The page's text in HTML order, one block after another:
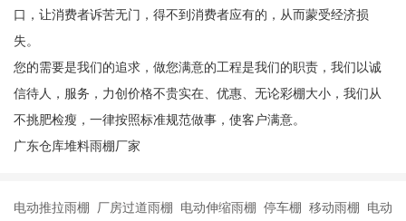
口，让消费者诉苦无门，得不到消费者应有的，从而蒙受经济损
失。
您的需要是我们的追求，做您满意的工程是我们的职责，我们以诚
信待人，服务，力创价格不贵实在、优惠、无论彩棚大小，我们从
不挑肥检瘦，一律按照标准规范做事，使客户满意。
广东仓库堆料雨棚厂家
电动推拉雨棚 厂房过道雨棚 电动伸缩雨棚 停车棚 移动雨棚 电动